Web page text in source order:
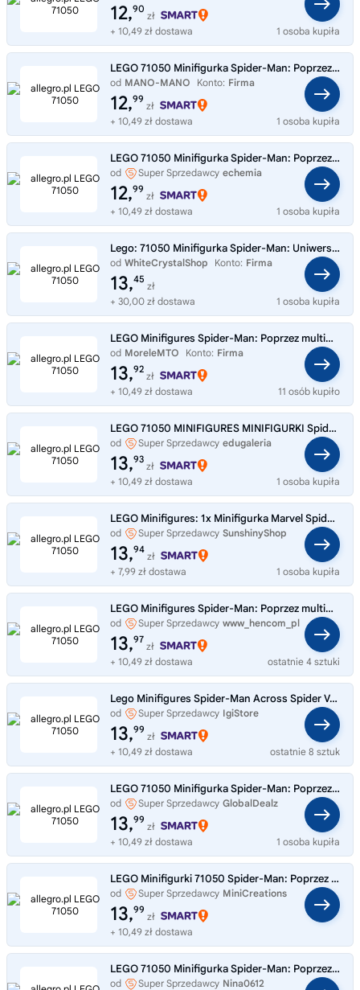
12,90
zł
+ 10,49 zł dostawa
1 osoba kupiła
LEGO 71050 Minifigurka Spider-Man: Poprzez multiwersum 1 szt.
od MANO-MANO Konto: Firma
12,99
zł
+ 10,49 zł dostawa
1 osoba kupiła
LEGO 71050 Minifigurka Spider-Man: Poprzez multiwersum 1 szt losowa figurka
od Super Sprzedawcy echemia
12,99
zł
+ 10,49 zł dostawa
1 osoba kupiła
Lego: 71050 Minifigurka Spider-Man: Uniwersum połączone
od WhiteCrystalShop Konto: Firma
13,45
zł
+ 30,00 zł dostawa
1 osoba kupiła
LEGO Minifigures Spider-Man: Poprzez multiwersum (71050)
od MoreleMTO Konto: Firma
13,92
zł
+ 10,49 zł dostawa
11 osób kupiło
LEGO 71050 MINIFIGURES MINIFIGURKI Spider-man
od Super Sprzedawcy edugaleria
13,93
zł
+ 10,49 zł dostawa
1 osoba kupiła
LEGO Minifigures: 1x Minifigurka Marvel Spider-Man Multiwersum (71050) Mix
od Super Sprzedawcy SunshinyShop
13,94
zł
+ 7,99 zł dostawa
1 osoba kupiła
LEGO Minifigures Spider-Man: Poprzez multiwersum (71050) - 1 sztuka
od Super Sprzedawcy www_hencom_pl
13,97
zł
+ 10,49 zł dostawa
ostatnie 4 sztuki
Lego Minifigures Spider-Man Across Spider Verse 71050 Spider-Man India #6
od Super Sprzedawcy IgiStore
13,99
zł
+ 10,49 zł dostawa
ostatnie 8 sztuk
LEGO 71050 Minifigurka Spider-Man: Poprzez multiwersum 1 szt.
od Super Sprzedawcy GlobalDealz
13,99
zł
+ 10,49 zł dostawa
1 osoba kupiła
LEGO Minifigurki 71050 Spider-Man: Poprzez multiwersum 1 szt.
od Super Sprzedawcy MiniCreations
13,99
zł
+ 10,49 zł dostawa
LEGO 71050 Minifigurka Spider-Man: Poprzez multiwersum 1 szt losowa figurka
od Super Sprzedawcy Nina0612